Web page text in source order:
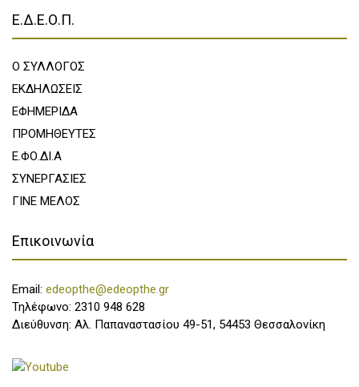
Ε.Δ.Ε.Ο.Π.
Ο ΣΥΛΛΟΓΟΣ
ΕΚΔΗΛΩΣΕΙΣ
ΕΦΗΜΕΡΙΔΑ
ΠΡΟΜΗΘΕΥΤΕΣ
Ε.ΦΟ.ΔΙ.Α
ΣΥΝΕΡΓΑΣΙΕΣ
ΓΙΝΕ ΜΕΛΟΣ
Επικοινωνία
Email: edeopthe@edeopthe.gr
Τηλέφωνο: 2310 948 628
Διεύθυνση: Αλ. Παπαναστασίου 49-51, 54453 Θεσσαλονίκη